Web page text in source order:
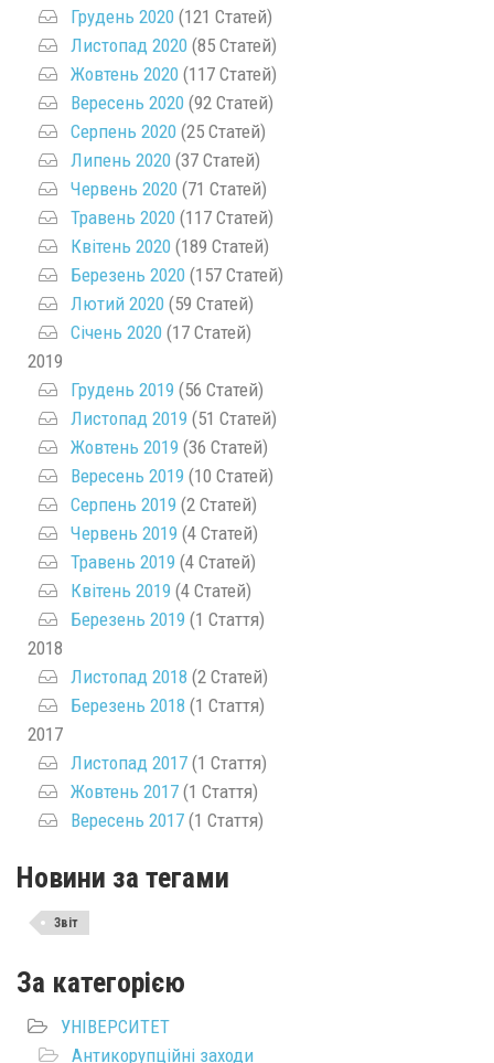
Грудень 2020 (121 Статей)
Листопад 2020 (85 Статей)
Жовтень 2020 (117 Статей)
Вересень 2020 (92 Статей)
Серпень 2020 (25 Статей)
Липень 2020 (37 Статей)
Червень 2020 (71 Статей)
Травень 2020 (117 Статей)
Квітень 2020 (189 Статей)
Березень 2020 (157 Статей)
Лютий 2020 (59 Статей)
Січень 2020 (17 Статей)
2019
Грудень 2019 (56 Статей)
Листопад 2019 (51 Статей)
Жовтень 2019 (36 Статей)
Вересень 2019 (10 Статей)
Серпень 2019 (2 Статей)
Червень 2019 (4 Статей)
Травень 2019 (4 Статей)
Квітень 2019 (4 Статей)
Березень 2019 (1 Стаття)
2018
Листопад 2018 (2 Статей)
Березень 2018 (1 Стаття)
2017
Листопад 2017 (1 Стаття)
Жовтень 2017 (1 Стаття)
Вересень 2017 (1 Стаття)
Новини за тегами
Звіт
За категорією
УНІВЕРСИТЕТ
Антикорупційні заходи